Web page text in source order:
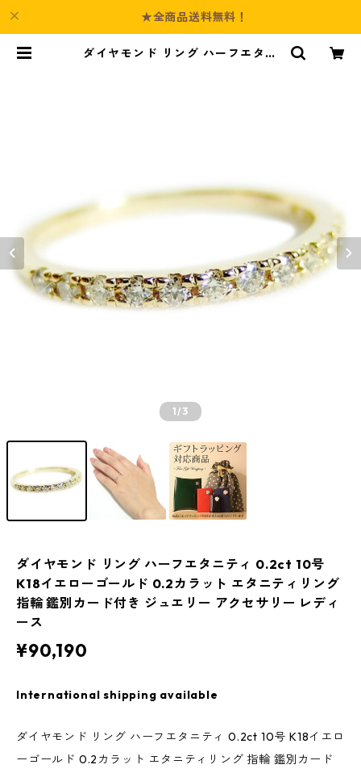
★全商品送料無料！
ダイヤモンド リング ハーフエタニ
1/3
ダイヤモンド リング ハーフエタニティ 0.2ct 10号
K18イエローゴールド 0.2カラット エタニティリング
指輪 鑑別カード付き ジュエリー アクセサリー レディ
ース
¥90,190
International shipping available
ダイヤモンド リング ハーフエタニティ 0.2ct 10号 K18イエロ
ーゴールド 0.2カラット エタニティリング 指輪 鑑別カード